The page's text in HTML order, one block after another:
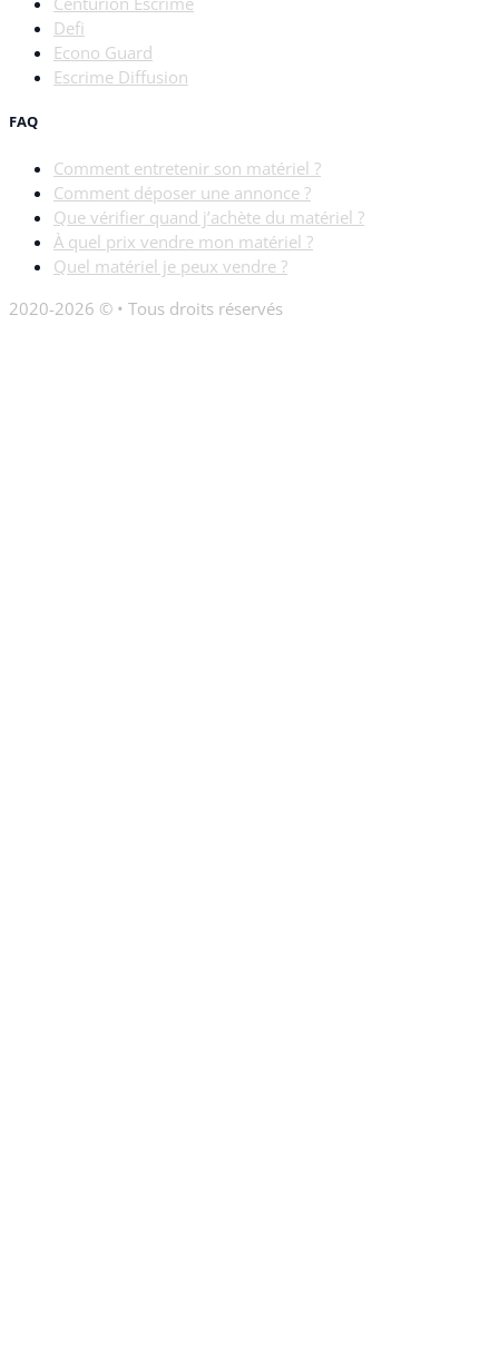
Defi
Econo Guard
Escrime Diffusion
FAQ
Comment entretenir son matériel ?
Comment déposer une annonce ?
Que vérifier quand j’achète du matériel ?
À quel prix vendre mon matériel ?
Quel matériel je peux vendre ?
2020-2026 © • Tous droits réservés